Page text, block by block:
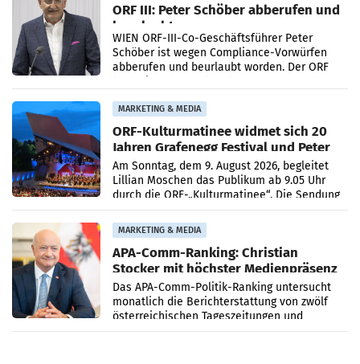
ORF III: Peter Schöber abberufen und
beurlaubt
WIEN ORF-III-Co-Geschäftsführer Peter
Schöber ist wegen Compliance-Vorwürfen
abberufen und beurlaubt worden. Der ORF
MARKETING & MEDIA
ORF-Kulturmatinee widmet sich 20
Jahren Grafenegg Festival und Peter
Simonischek
Am Sonntag, dem 9. August 2026, begleitet
Lillian Moschen das Publikum ab 9.05 Uhr
durch die ORF-„Kulturmatinee“. Die Sendung
startet mit der Dokumentation „20 Jahre
Grafenegg
MARKETING & MEDIA
APA-Comm-Ranking: Christian
Stocker mit höchster Medienpräsenz
im Juli
Das APA-Comm-Politik-Ranking untersucht
monatlich die Berichterstattung von zwölf
österreichischen Tageszeitungen und
analysiert, welche Politikerinnen und